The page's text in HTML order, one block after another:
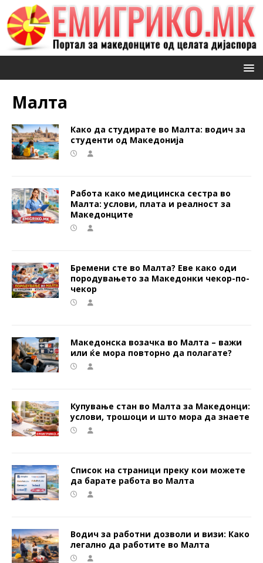
Малта
Како да студирате во Малта: водич за
студенти од Македонија
Работа како медицинска сестра во
Малта: услови, плата и реалност за
Македонците
Бремени сте во Малта? Еве како оди
породувањето за Македонки чекор-по-
чекор
Македонска возачка во Малта – важи
или ќе мора повторно да полагате?
Купување стан во Малта за Македонци:
услови, трошоци и што мора да знаете
Список на страници преку кои можете
да барате работа во Малта
Водич за работни дозволи и визи: Како
легално да работите во Малта